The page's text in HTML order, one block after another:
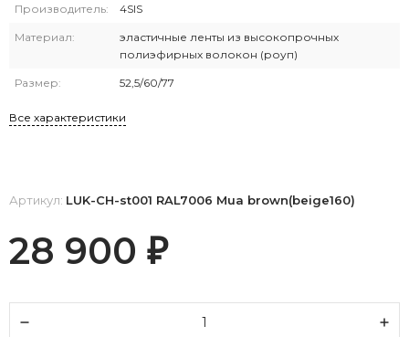
Производитель: 4SIS
Материал:
эластичные ленты из высокопрочных
полиэфирных волокон (роуп)
Размер: 52,5/60/77
Все характеристики
Артикул: LUK-CH-st001 RAL7006 Mua brown(beige160)
28 900 ₽